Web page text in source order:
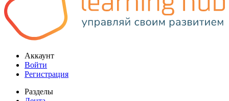
Аккаунт
Войти
Регистрация
Разделы